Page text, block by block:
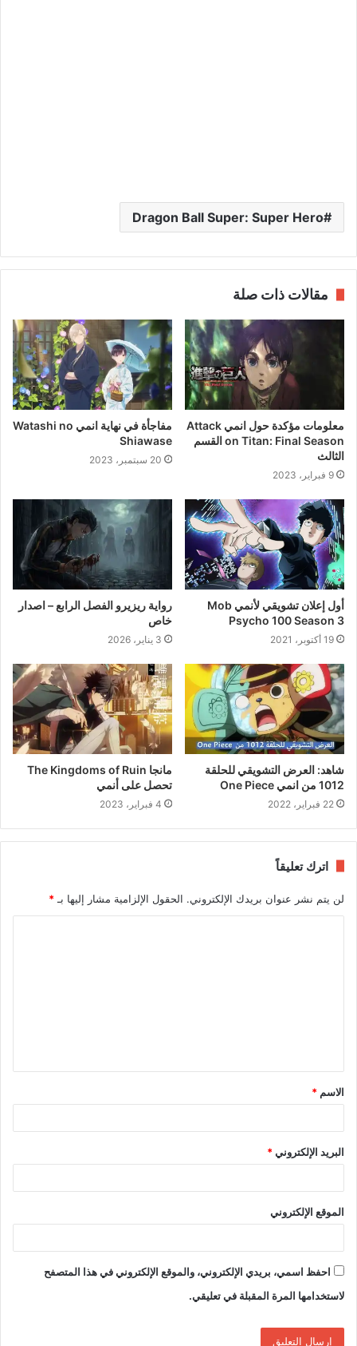
Dragon Ball Super: Super Hero
مقالات ذات صلة
معلومات مؤكدة حول انمي Attack
on Titan: Final Season القسم
الثالث
9 فبراير، 2023
مفاجأة في نهاية انمي Watashi no
Shiawase
20 سبتمبر، 2023
أول إعلان تشويقي لأنمي Mob
Psycho 100 Season 3
19 أكتوبر، 2021
رواية ريزيرو الفصل الرابع – اصدار
خاص
3 يناير، 2026
شاهد: العرض التشويقي للحلقة
1012 من انمي One Piece
22 فبراير، 2022
مانجا The Kingdoms of Ruin
تحصل على أنمي
4 فبراير، 2023
اترك تعليقاً
لن يتم نشر عنوان بريدك الإلكتروني. الحقول الإلزامية مشار إليها بـ *
ق
*
الاسم *
البريد الإلكتروني*
الموقع الإلكتروني
احفظ اسمي، بريدي الإلكتروني، والموقع الإلكتروني في هذا المتصفح
لاستخدامها المرة المقبلة في تعليقي.